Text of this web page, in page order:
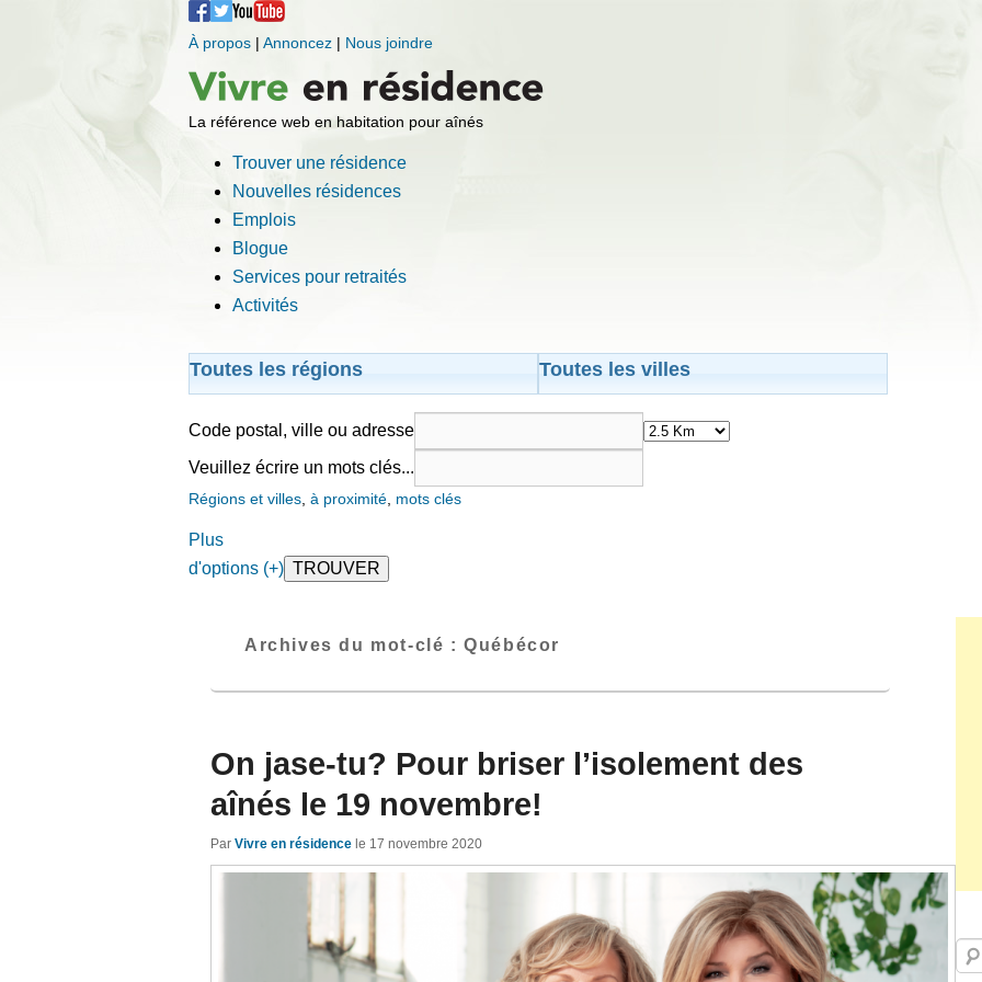
À propos | Annoncez | Nous joindre
La référence web en habitation pour aînés
Trouver une résidence
Nouvelles résidences
Emplois
Blogue
Services pour retraités
Activités
Toutes les régions Toutes les villes
Code postal, ville ou adresse
Veuillez écrire un mots clés...
Régions et villes à proximité mots clés
Plus
d'options (+)
Archives du mot-clé :Québécor
On jase-tu? Pour briser l’isolement des
aînés le 19 novembre!
Par Vivre en résidence le 17 novembre 2020